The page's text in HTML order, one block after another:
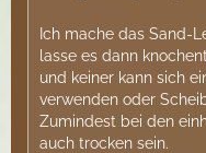
Ich mache das Sand-
lasse es dann
und keiner kann sich
verwenden oder
Zumindest bei den
auch trocken sein.